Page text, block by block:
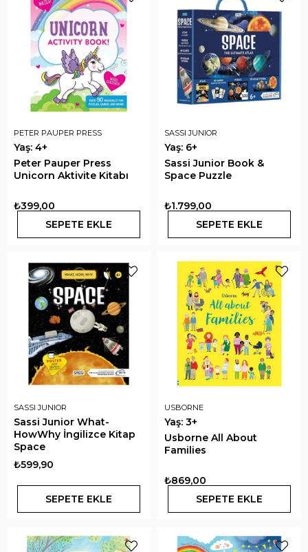
PETER PAUPER PRESS
Yaş: 4+
Peter Pauper Press
Unicorn Aktivite Kitabı
₺399,00
SEPETE EKLE
SASSI JUNIOR
Yaş: 6+
Sassi Junior Book &
Space Puzzle
₺1.799,00
SEPETE EKLE
SASSI JUNIOR
Sassi Junior What-
HowWhy İngilizce Kitap
Space
₺599,90
SEPETE EKLE
USBORNE
Yaş: 3+
Usborne All About
Families
₺869,00
SEPETE EKLE